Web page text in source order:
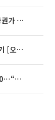
'불안과 기대 사이' 널뛰는 SK하이닉스…증권가 "HBM4·LTA 기반 펀터멘털 견고"
35도 안팎 무더위 이어져…전국 곳곳 소나기 [오늘 날씨]
[주간증시전망] 다음주 코스피 6000~7000⋯“外人 수급은 정책이 변수”